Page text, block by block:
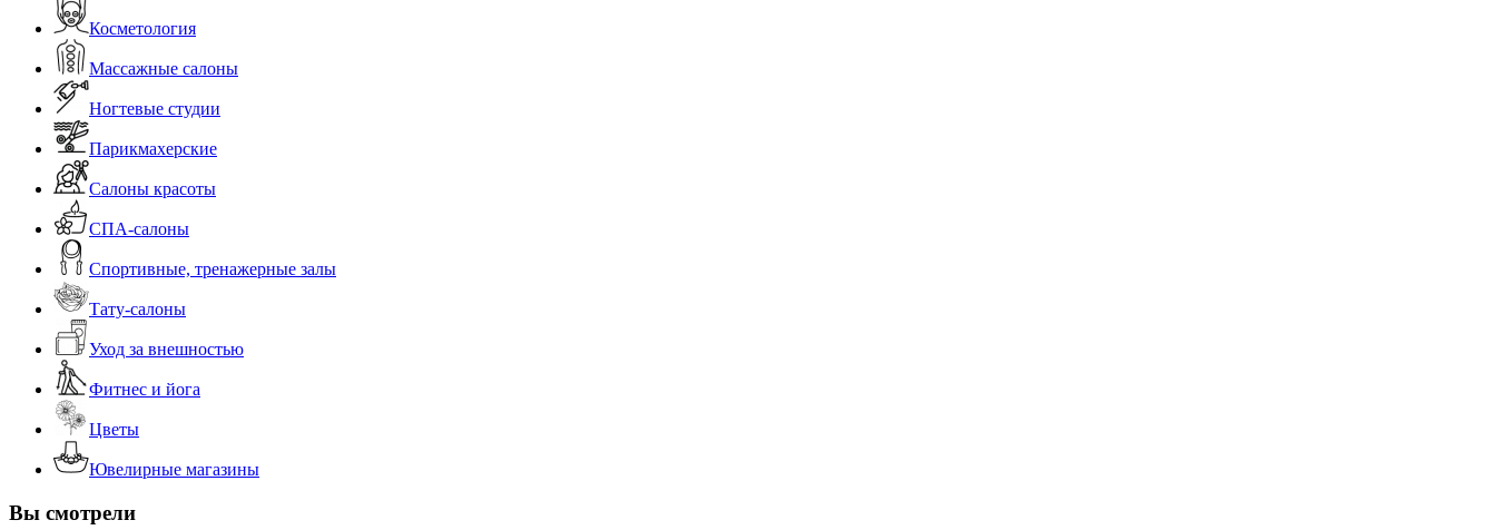
Косметология
Массажные салоны
Ногтевые студии
Парикмахерские
Салоны красоты
СПА-салоны
Спортивные, тренажерные залы
Тату-салоны
Уход за внешностью
Фитнес и йога
Цветы
Ювелирные магазины
Вы смотрели